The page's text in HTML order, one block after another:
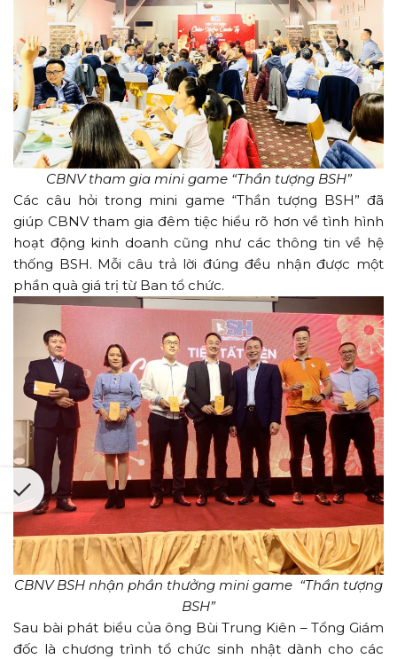
CBNV tham gia mini game “Thần tượng BSH”
Các câu hỏi trong mini game “Thần tượng BSH” đã
giúp CBNV tham gia đêm tiệc hiểu rõ hơn về tình hình
hoạt động kinh doanh cũng như các thông tin về hệ
thống BSH. Mỗi câu trả lời đúng đều nhận được một
phần quà giá trị từ Ban tổ chức.
CBNV BSH nhận phần thưởng mini game “Thần tượng
BSH”
Sau bài phát biểu của ông Bùi Trung Kiên – Tổng Giám
đốc là chương trình tổ chức sinh nhật dành cho các